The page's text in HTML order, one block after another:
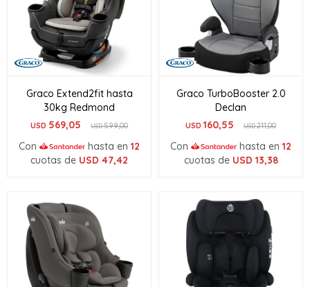
Graco Extend2fit hasta
30kg Redmond
USD 569,05 USD599,00
Con hasta en 12
cuotas de USD 47,42
Graco TurboBooster 2.0
Declan
USD 160,55 USD211,00
Con hasta en 12
cuotas de USD 13,38